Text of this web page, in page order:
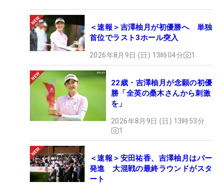
＜速報＞吉澤柚月が初優勝へ 単独
首位でラスト3ホール突入
2026年8月9日 (日) 13時04分 1
22歳・吉澤柚月が念願の初優
勝「全英の桑木さんから刺激
を」
2026年8月9日 (日) 13時53分
1
＜速報＞安田祐香、吉澤柚月はパー
発進 大混戦の最終ラウンドがスタ
ート